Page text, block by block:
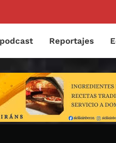
Reportajes